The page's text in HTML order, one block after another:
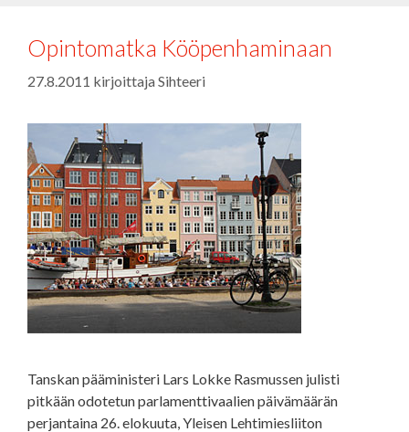
Opintomatka Kööpenhaminaan
27.8.2011 kirjoittajaSihteeri
Tanskan pääministeri Lars Lokke Rasmussen julisti
pitkään odotetun parlamenttivaalien päivämäärän
perjantaina 26. elokuuta, Yleisen Lehtimiesliiton